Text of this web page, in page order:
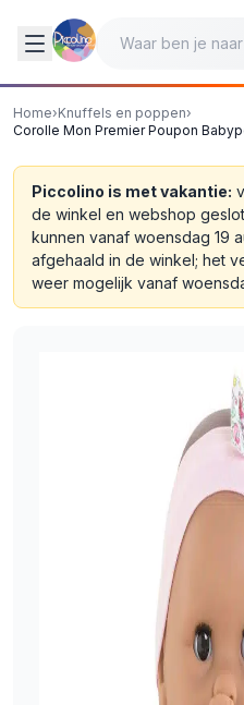
Home›Knuffels en poppen›
Corolle Mon Premier Poupon
Piccolino is met vakantie:
de winkel en webshop
kunnen vanaf woensdag 19
afgehaald in de winkel; het
weer mogelijk vanaf